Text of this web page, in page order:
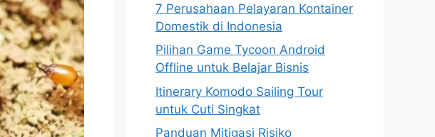
7 Perusahaan Pelayaran Kontainer
Domestik di Indonesia
Pilihan Game Tycoon Android
Offline untuk Belajar Bisnis
Itinerary Komodo Sailing Tour
untuk Cuti Singkat
Panduan Mitigasi Risiko